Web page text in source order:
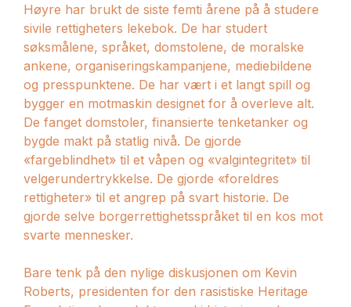
Høyre har brukt de siste femti årene på å studere
sivile rettigheters lekebok. De har studert
søksmålene, språket, domstolene, de moralske
ankene, organiseringskampanjene, mediebildene
og presspunktene. De har vært i et langt spill og
bygger en motmaskin designet for å overleve alt.
De fanget domstoler, finansierte tenketanker og
bygde makt på statlig nivå. De gjorde
«fargeblindhet» til et våpen og «valgintegritet» til
velgerundertrykkelse. De gjorde «foreldres
rettigheter» til et angrep på svart historie. De
gjorde selve borgerrettighetsspråket til en kos mot
svarte mennesker.
Bare tenk på den nylige diskusjonen om Kevin
Roberts, presidenten for den rasistiske Heritage